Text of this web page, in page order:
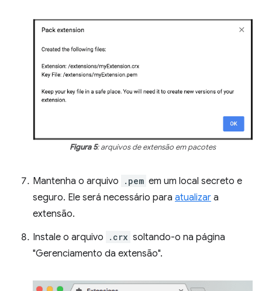
Figura 5: arquivos de extensão em pacotes
Mantenha o arquivo .pem em um local secreto e
seguro. Ele será necessário para atualizar a
extensão.
Instale o arquivo
.crx soltando-o na página
"Gerenciamento da extensão".